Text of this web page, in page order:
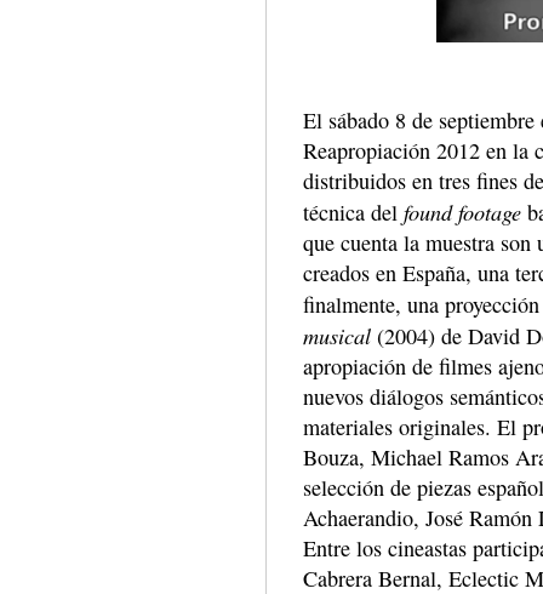
El sábado 8 de
Reapropiación 2012 en
distribuidos en tres fines
técnica del found footage
que cuenta la muestra son
creados en España, una
finalmente, una
musical (2004) de David
apropiación de filmes
nuevos diálogos
materiales originales. El
Bouza, Michael Ramos
selección de piezas
Achaerandio, José
Entre los cineastas
Cabrera Bernal, Eclectic